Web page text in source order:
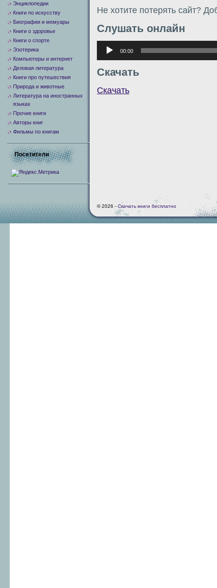
Не хотите потерять сайт?
Слушать онлайн
Аудиоплеер
00:00
Скачать
Скачать
Энциклопедии
Книги по искусству
Биографии и мемуары
Книги о здоровье
Книги о спорте
Эзотерика
Компьютеры и интернет
Деловая литература
Книги про путешествия
Природа и животные
Литература на иностранных
языках
Прочие книги
Авторы книг
Фильмы по книгам
Посетители
© 2026 - Скачать книги бесплатно